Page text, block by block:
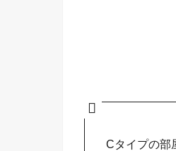
Cタイプの部